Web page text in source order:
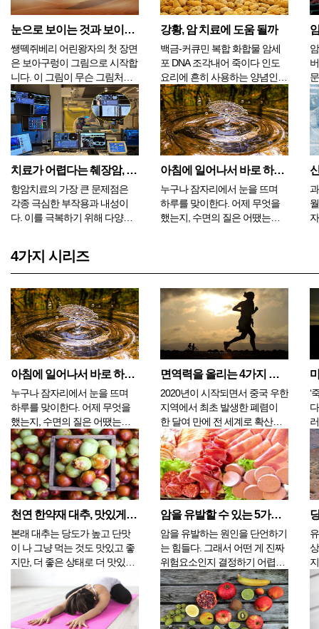
은 바다를 고르라는 질문이었다
면 크게 주저하지 않고 남해를
선택...
산(PUFAs)이 풍부한 식품이 유
방암 위험을 낮추는 데 도움이
될 수도 있...
눈으로 보이는 것과 보이지 않는 것
쌩떽쥐베리 어린왕자의 첫 장면
은 보아구렁이 그림으로 시작합
니다. 이 그림이 무슨 그림처럼
보이냐고 물어보면 대부분의 사
람들이 모자라고 대답을 해서
어린 시절의 비행사는 실망합니
다. 그래서 그림을 좀 더 이해하
기 쉽게 보아구렁이의 뱃속을
볼 수 있도록 다시 그립니다. 욕
심 많은 뱀의 뱃속...
강황, 암 치료에 도움 될까
백금-커큐민 복합 화합물 암세
포 DNA 조각내어 죽이다 인도
요리에 흔히 사용하는 양념인
강황의 추출물은 용해해서 종양
에 투여하면 암세포를 죽일 수
있다고 과학자들이 주장하고 있
다. 강황은 치료 효과가 있는 것
으로 알려져 있고 생고기의 병
균을 죽이는 방법으로도 이용되
고 있다. 최...
다. 지난 몇 세기
치료가 어렵다는 췌장암, 하이브리드 리포솜 등 복합치료로 결과 확인
항암치료의 가장 큰 문제점은
각종 극심한 부작용과 내성이
다. 이를 극복하기 위해 다양한
린쿠메디컬클리닉에서는
Hybrid Liposome과 압타머
(Aptamer)칵테일요법, 광면역치
료(PDT), IVR(TACE)치료를 실시
해서...
아침에 일어나서 바로 하면 좋은 행동 4가지
누구나 잠자리에서 눈을 뜨며
하루를 맞이한다. 어제 무엇을
했는지, 수면의 질은 어땠는지
다면 전날 과음이나 흡연 또는
과식을 했기 때문에 간에서 제
대로 된 해독을 하지 못해서 그
럴 수 있으며, 손발...
4가지 시리즈
아침에 일어나서 바로 하면 좋은 행동 4가지
누구나 잠자리에서 눈을 뜨며
하루를 맞이한다. 어제 무엇을
했는지, 수면의 질은 어땠는지
에 따라 아침의 상태가 결정된
다. 깊고 달게 잠을 잤음에도 불
구하고 피곤한 기운이 남아 있
다면 전날 과음이나 흡연 또는
과식을 했기 때문에 간에서 제
대로 된 해독을 하지 못해서 그
럴 수 있으며, 손발...
면역력을 올리는 4가지 습관
2020년이 시작되면서 중국 우한
지역에서 최초 발생한 폐렴이
한 달여 만에 전 세계로 확산되
었다. 2003년에 공포로 몰아넣
었던 사스(SARS)바이러스와 비
슷한 양상이 되면서 방송은 속
보가 나올 정도로 신속하고 위
급하게 관련 내용을 전하고 있
다. 중국의 방송을 보면 사람들
이 쓰러져 병원...
‘
천연 한약재 대추, 맛있게 먹으려면
본래 대추는 당도가 높고 단맛
이 나 그냥 먹는 것도 맛있고 좋
지만, 더 좋은 상태로 더 맛있게
먹으려면 적절한 방법으로 손질
하고 보관하는 게 중요하다. 대
추는 결실기인 9~10월에 완전히
성숙하여 적갈색을 띤 것을 채
암을 유발할 수 있는 5가지 식품
암을 유발하는 원인을 단언하기
는 힘들다. 그래서 어떤 게 진짜
위험요소인지 결정하기 어렵다.
다행인 것은 음식에 관한 한, 암
과 관련된 구체적인 종류가 그
렇게 많지 않다는 것이다. 몸무
게에 영향을 미치는 음식의 열